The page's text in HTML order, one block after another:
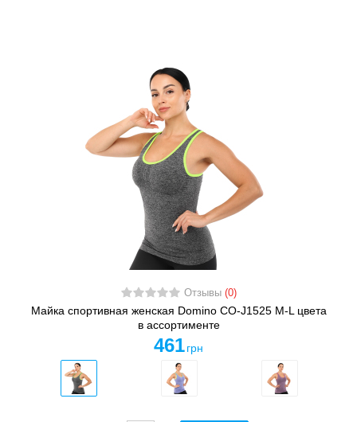
Отзывы (0)
Майка спортивная женская Domino CO-J1525 M-L цвета
в ассортименте
461 грн